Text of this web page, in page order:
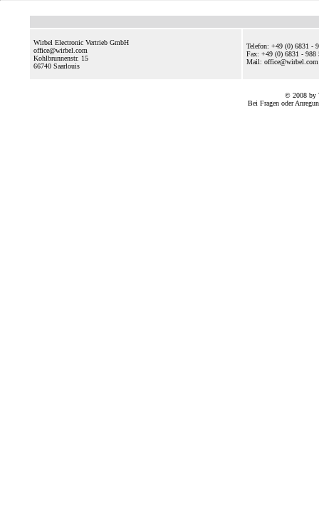
Wirbel Electronic Vertrieb GmbH
office@wirbel.com
Kohlbrunnenstr. 15
66740 Saarlouis
Telefon: +49 (0) 6831 -
Fax: +49 (0) 6831 - 988
Mail:
© 2008 by
Bei Fragen oder